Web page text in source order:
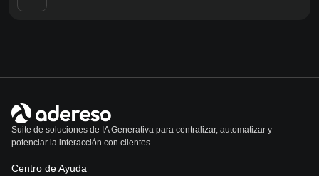
Suite de soluciones de IA Generativa para centralizar, automatizar y
potenciar la interacción con clientes.
Centro de Ayuda